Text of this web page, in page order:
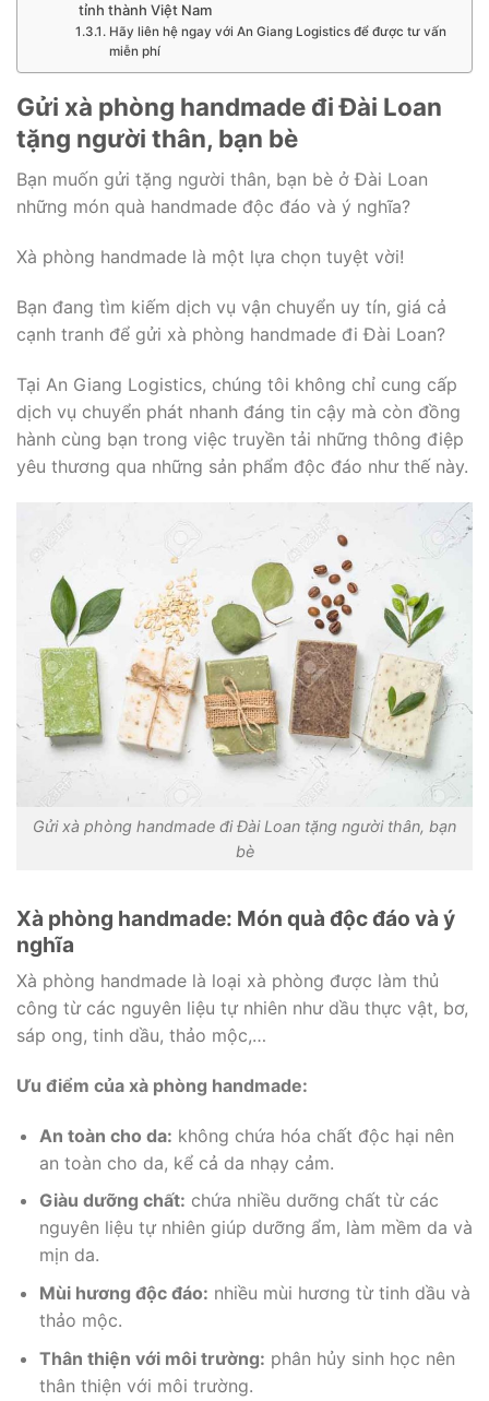
tỉnh thành Việt Nam
Hãy liên hệ ngay với An Giang Logistics để được tư vấn
miễn phí
Gửi xà phòng handmade đi Đài Loan
tặng người thân, bạn bè
Bạn muốn gửi tặng người thân, bạn bè ở Đài Loan
những món quà handmade độc đáo và ý nghĩa?
Xà phòng handmade là một lựa chọn tuyệt vời!
Bạn đang tìm kiếm dịch vụ vận chuyển uy tín, giá cả
cạnh tranh để gửi xà phòng handmade đi Đài Loan?
Tại An Giang Logistics, chúng tôi không chỉ cung cấp
dịch vụ chuyển phát nhanh đáng tin cậy mà còn đồng
hành cùng bạn trong việc truyền tải những thông điệp
yêu thương qua những sản phẩm độc đáo như thế này.
Gửi xà phòng handmade đi Đài Loan tặng người thân, bạn
bè
Xà phòng handmade: Món quà độc đáo và ý
nghĩa
Xà phòng handmade là loại xà phòng được làm thủ
công từ các nguyên liệu tự nhiên như dầu thực vật, bơ,
sáp ong, tinh dầu, thảo mộc,…
Ưu điểm của xà phòng handmade:
An toàn cho da: không chứa hóa chất độc hại nên
an toàn cho da, kể cả da nhạy cảm.
Giàu dưỡng chất: chứa nhiều dưỡng chất từ các
nguyên liệu tự nhiên giúp dưỡng ẩm, làm mềm da và
mịn da.
Mùi hương độc đáo: nhiều mùi hương từ tinh dầu và
thảo mộc.
Thân thiện với môi trường: phân hủy sinh học nên
thân thiện với môi trường.